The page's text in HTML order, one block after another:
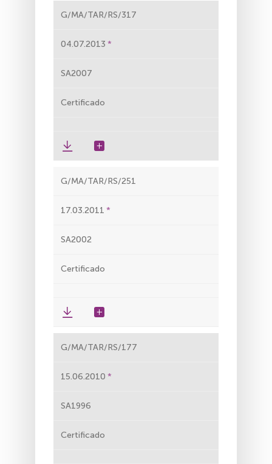
G/MA/TAR/RS/317
04.07.2013
SA2007
Certificado
G/MA/TAR/RS/251
17.03.2011
SA2002
Certificado
G/MA/TAR/RS/177
15.06.2010
SA1996
Certificado